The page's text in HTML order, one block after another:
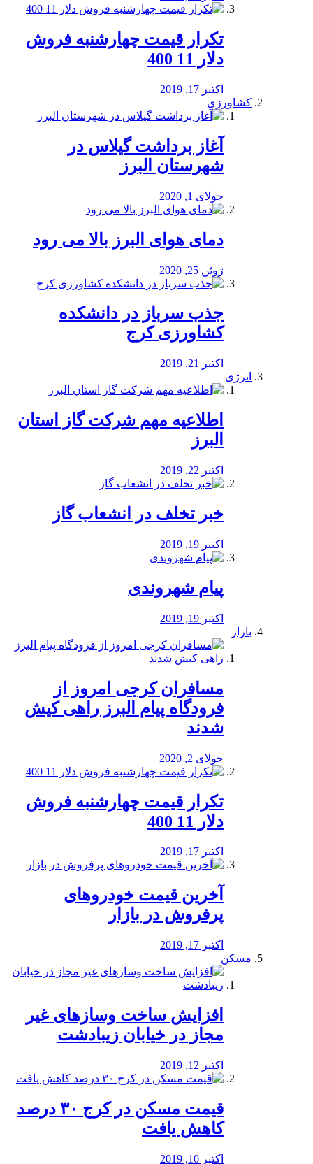
تکرار قیمت چهارشنبه فروش
دلار 11 400
اکتبر 17, 2019
کشاورزی
آغاز برداشت گیلاس در
شهرستان البرز
جولای 1, 2020
دمای هوای البرز بالا می رود
ژوئن 25, 2020
جذب سرباز در دانشکده
کشاورزی کرج
اکتبر 21, 2019
انرژی
️اطلاعیه مهم شرکت گاز استان
البرز
اکتبر 22, 2019
خبر تخلف در انشعاب گاز
اکتبر 19, 2019
پیام شهروندی
اکتبر 19, 2019
بازار
مسافران کرجی امروز از
فرودگاه پیام البرز راهی کیش
شدند
جولای 2, 2020
تکرار قیمت چهارشنبه فروش
دلار 11 400
اکتبر 17, 2019
آخرین قیمت خودرو‌های
پرفروش در بازار
اکتبر 17, 2019
مسکن
افزایش ساخت وسازهای غیر
مجاز در خیابان زیبادشت
اکتبر 12, 2019
️قیمت مسکن در کرج ۳۰ درصد
کاهش یافت
اکتبر 10, 2019